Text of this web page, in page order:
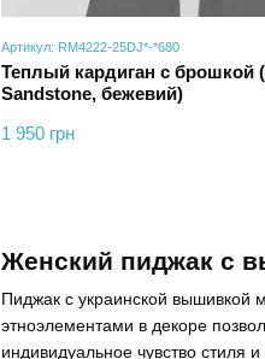
Женский пиджак с
Пиджак с украинской вышивкой
этноэлементами в декоре
индивидуальное чувство стиля
Артикул: RM4222-25DJ*-*680
Теплый кардиган с брошкой
Sandstone, бежевий)
1 950 грн